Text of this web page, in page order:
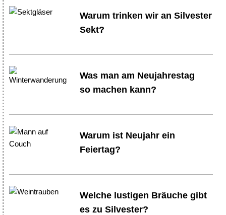
Warum trinken wir an Silvester
Sekt?
Was man am Neujahrestag
so machen kann?
Warum ist Neujahr ein
Feiertag?
Welche lustigen Bräuche gibt
es zu Silvester?